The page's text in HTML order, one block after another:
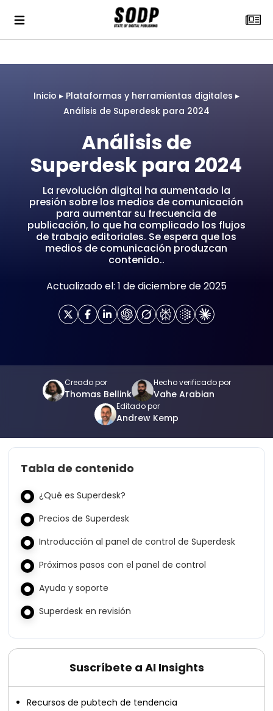
Inicio ▸ Plataformas y herramientas digitales ▸
Análisis de Superdesk para 2024
Análisis de
Superdesk para 2024
La revolución digital ha aumentado la
presión sobre los medios de comunicación
para aumentar su frecuencia de
publicación, lo que ha complicado los flujos
de trabajo editoriales. Se espera que los
medios de comunicación produzcan
contenido..
Actualizado el: 1 de diciembre de 2025
Creado por
Thomas Bellink
Hecho verificado por
Vahe Arabian
Editado por
Andrew Kemp
Tabla de contenido
¿Qué es Superdesk?
Precios de Superdesk
Introducción al panel de control de Superdesk
Próximos pasos con el panel de control
Ayuda y soporte
Superdesk en revisión
Suscríbete a AI Insights
Recursos de pubtech de tendencia